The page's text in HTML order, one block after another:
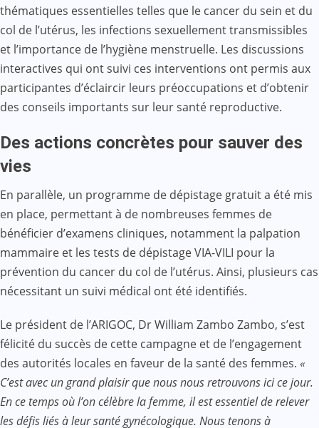
thématiques essentielles telles que le cancer du sein et du
col de l’utérus, les infections sexuellement transmissibles
et l’importance de l’hygiène menstruelle. Les discussions
interactives qui ont suivi ces interventions ont permis aux
participantes d’éclaircir leurs préoccupations et d’obtenir
des conseils importants sur leur santé reproductive.
Des actions concrètes pour sauver des
vies
En parallèle, un programme de dépistage gratuit a été mis
en place, permettant à de nombreuses femmes de
bénéficier d’examens cliniques, notamment la palpation
mammaire et les tests de dépistage VIA-VILI pour la
prévention du cancer du col de l’utérus. Ainsi, plusieurs cas
nécessitant un suivi médical ont été identifiés.
Le président de l’ARIGOC, Dr William Zambo Zambo, s’est
félicité du succès de cette campagne et de l’engagement
des autorités locales en faveur de la santé des femmes. «
C’est avec un grand plaisir que nous nous retrouvons ici ce jour.
En ce temps où l’on célèbre la femme, il est essentiel de relever
les défis liés à leur santé gynécologique. Nous tenons à